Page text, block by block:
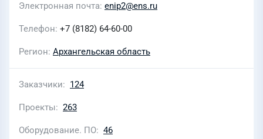
Электронная почта enip2@ens.ru
Телефон +7 (8182) 64-60-00
Регион Архангельская область
Заказчики 124
Проекты 263
Оборудование. ПО 46